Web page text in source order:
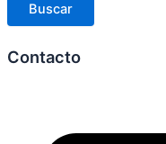
Buscar
Contacto